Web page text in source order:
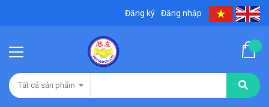
Đăng ký Đăng nhập
Tất cả sản phẩm